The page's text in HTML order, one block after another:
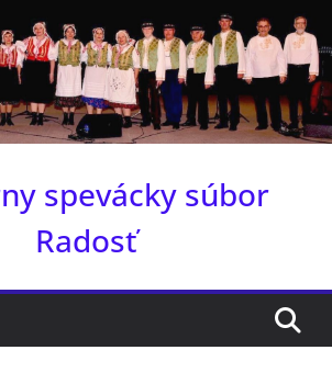
spevácky súbor
Radosť